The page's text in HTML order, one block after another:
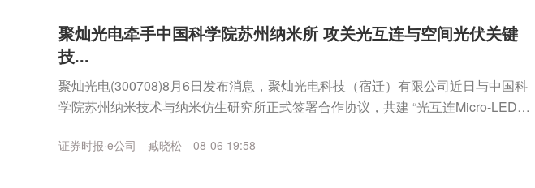
聚灿光电牵手中国科学院苏州纳米所 攻关光互连与空间光伏关键
技...
聚灿光电(300708)8月6日发布消息，聚灿光电科技（宿迁）有限公司近日与中国科
学院苏州纳米技术与纳米仿生研究所正式签署合作协议，共建 “光互连Micro-LED与
证券时报·e公司 臧晓松 08-06 19:58